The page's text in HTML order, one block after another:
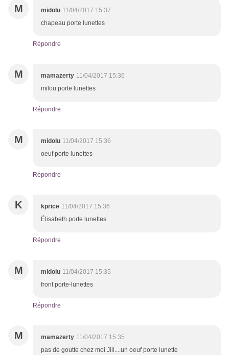
M midolu 11/04/2017 15:37
chapeau porte lunettes
Répondre
M mamazerty 11/04/2017 15:36
milou porte lunettes
Répondre
M midolu 11/04/2017 15:36
oeuf porte lunettes
Répondre
K kprice 11/04/2017 15:36
Élisabeth porte lunettes
Répondre
M midolu 11/04/2017 15:35
front porte-lunettes
Répondre
M mamazerty 11/04/2017 15:35
pas de goutte chez moi Jill....un oeuf porte lunette